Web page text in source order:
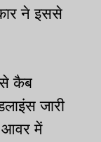
ने इससे
कैब
जारी
आवर में